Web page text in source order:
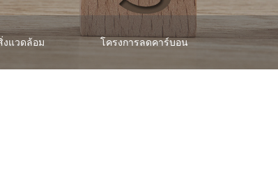
แวดล้อม โครงการลดคาร์บอน